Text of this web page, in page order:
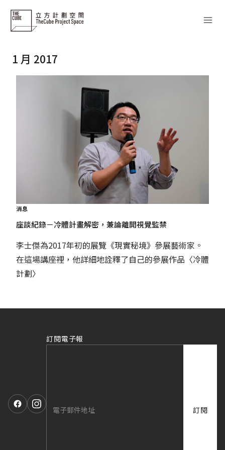
Skip
content
1 月 2017
消息
座談紀錄－冷體計畫解密，兼論離開視覺監禁
李士傑為2017年初的展覽《現實秘境》參展藝術家。
在這場講座裡，他詳細地詮釋了自己的參展作品〈冷體
計劃〉
訂閱電子報
訂閱